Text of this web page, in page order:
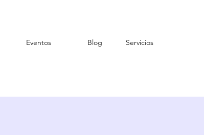
Eventos Blog Servicios